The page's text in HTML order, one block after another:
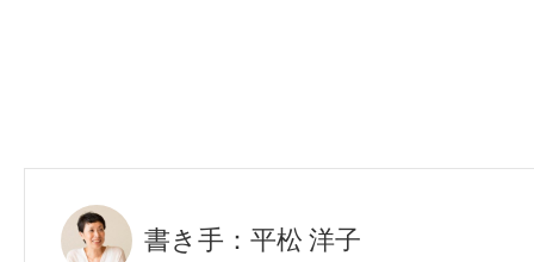
書き手：平松 洋子